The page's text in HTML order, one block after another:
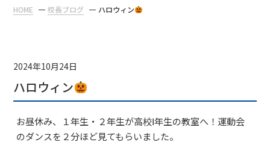
アクセス
よくあるご質問
在校生・保護者の方へ
HOME 校長ブログ ハロウィン
2024年10月24日
ハロウィン
お昼休み、１年生・２年生が高校Ⅰ年生の教室へ！運動会
のダンスを２分ほど見てもらいました。